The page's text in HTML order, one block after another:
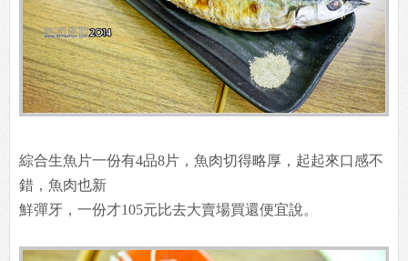
綜合生魚片一份有4品8片，魚肉切得略厚，起起來口感不
錯，魚肉也新
鮮彈牙，一份才105元比去大賣場買還便宜說。